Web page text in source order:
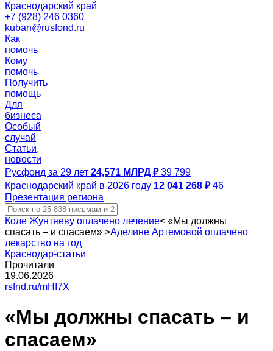
Краснодарский край
+7 (928) 246 0360
kuban@rusfond.ru
Как
помочь
Кому
помочь
Получить
помощь
Для
бизнеса
Особый
случай
Статьи,
новости
Русфонд за 29 лет 24,571 МЛРД ₽ 39 799
Краснодарский край в 2026 году 12 041 268 ₽ 46
Презентация региона
Коле Жунтяеву оплачено лечение< «Мы должны
спасать – и спасаем» >Аделине Артемовой оплачено
лекарство на год
Краснодар-статьи
Прочитали
19.06.2026
rsfnd.ru/mHI7X
«Мы должны спасать – и
спасаем»